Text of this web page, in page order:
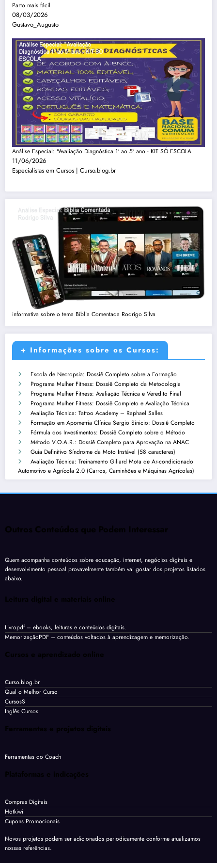
Parto mais fácil
08/03/2026
Gustavo_Augusto
Análise Especial: "Avaliação Diagnóstica 1º ao 5º ano - KIT SÓ ESCOLA
11/06/2026
Especialistas em Cursos | Curso.blog.br
informativa sobre o tema Bíblia Comentada Rodrigo Silva
+ Informações sobre os Cursos:
Escola de Necropsia: Dossiê Completo sobre a Formação
Programa Mulher Fitness: Dossiê Completo da Metodologia
Programa Mulher Fitness: Avaliação Técnica e Veredito Final
Programa Mulher Fitness: Dossiê Completo e Avaliação Técnica
Avaliação Técnica: Tattoo Academy – Raphael Salles
Formação em Apometria Clínica Sergio Sinicio: Dossiê Completo
Fórmula dos Investimentos: Dossiê Completo sobre o Método
Método V.O.A.R.: Dossiê Completo para Aprovação na ANAC
Guia Definitivo Síndrome da Moto Instável (58 caracteres)
Avaliação Técnica: Treinamento Giliard Mota de Ar-condicionado
Automotivo e Agrícola 2.0 (Carros, Caminhões e Máquinas Agrícolas)
Outros Conteúdos que Podem Interessar
Quem acompanha conteúdos sobre educação, internet, negócios digitais e
desenvolvimento pessoal provavelmente também vai gostar dos projetos listados
abaixo.
Leitura digital e materiais online
Livropdf– ebooks, leituras e conteúdos digitais.
MemorizaçãoPDF – conteúdos voltados à aprendizagem e memorização.
Cursos e aprendizado online
Curso.blog.br
Qual o Melhor Curso
CursosS
Inglês Cursos
Ferramentas e projetos digitais
Ferramentas do Coach
Plataformas e indicações
Compras Digitais
Hotkiwi
Cupons Promocionais
Novos projetos podem ser adicionados periodicamente conforme atualizamos
nossas referências.